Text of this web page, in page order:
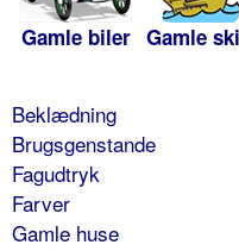
Gamle biler Gamle
Beklædning
Brugsgenstande
Fagudtryk
Farver
Gamle huse